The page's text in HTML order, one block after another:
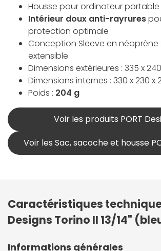
Housse pour ordinateur portable
Intérieur doux anti-rayrures
protection optimale
Conception Sleeve en néoprène
extensible
Dimensions extérieures : 335 x
Dimensions internes : 330 x 230 x
Poids : 204 g
Voir les produits PORT
Voir les Sac, sacoche et housse
Caractéristiques
Designs Torino II 13/14"
Informations générales